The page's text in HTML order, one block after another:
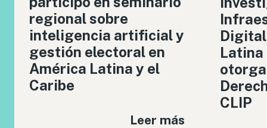
regional sobre
inteligencia artificial y
gestión electoral en
América Latina y el
Caribe
Leer más
Latina
CLIP